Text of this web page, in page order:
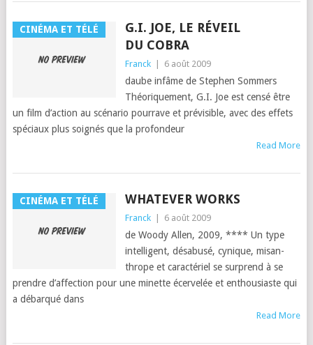
CINÉMA ET TÉLÉ
G.I. JOE, LE RÉVEIL
DU COBRA
Franck 6 août 2009
daube infâme de Stephen Sommers
Théorique­ment, G.I. Joe est cen­sé être
un film d’ac­tion au scé­nario pour­rave et prévis­i­ble, avec des effets
spé­ci­aux plus soignés que la pro­fondeur
Read More
CINÉMA ET TÉLÉ WHATEVER WORKS
Franck 6 août 2009
de Woody Allen, 2009, **** Un type
intel­li­gent, dés­abusé, cynique, mis­an­
thrope et car­ac­tériel se sur­prend à se
pren­dre d’af­fec­tion pour une minette écervelée et ent­hou­si­aste qui
a débar­qué dans
Read More